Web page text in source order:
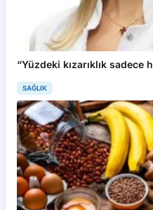
“Yüzdeki kızarıklık
SAĞLIK